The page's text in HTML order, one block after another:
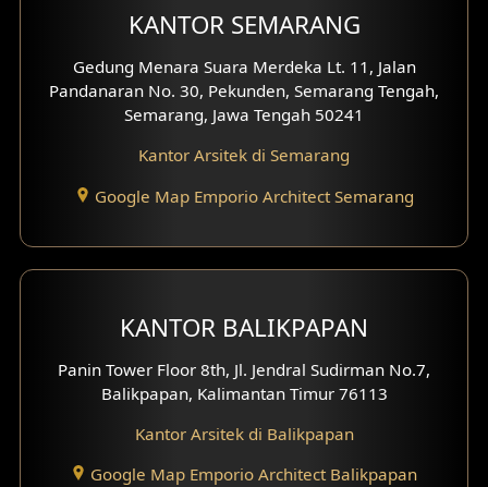
Desain Void
Desain Toilet Tamu
Desain Kanopi
Desain Koridor
Desain Mini Theater
Fasad Rumah Villa Bali
Desain Wallpanel
KANTOR SEMARANG
Gedung Menara Suara Merdeka Lt. 11, Jalan
Pandanaran No. 30, Pekunden, Semarang Tengah,
Semarang, Jawa Tengah 50241
Kantor Arsitek di Semarang
Google Map Emporio Architect Semarang
KANTOR BALIKPAPAN
Panin Tower Floor 8th, Jl. Jendral Sudirman No.7,
Balikpapan, Kalimantan Timur 76113
Kantor Arsitek di Balikpapan
Google Map Emporio Architect Balikpapan